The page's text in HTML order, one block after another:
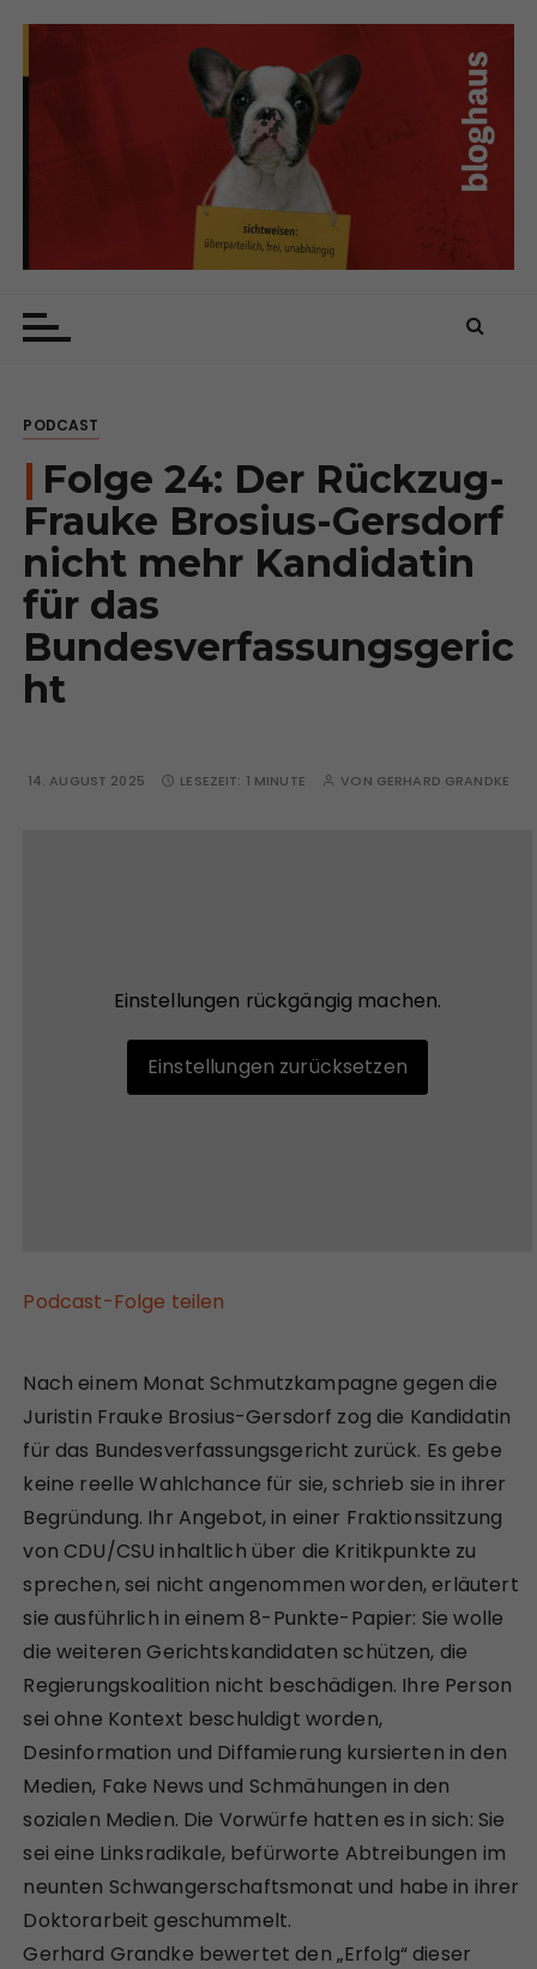
PODCAST
Folge 24: Der Rückzug-
Frauke Brosius-Gersdorf
nicht mehr Kandidatin
für das
Bundesverfassungsgeric
ht
14. AUGUST 2025 LESEZEIT: 1 MINUTE VON GERHARD GRANDKE
Einstellungen rückgängig machen.
Einstellungen zurücksetzen
Podcast-Folge teilen
Nach einem Monat Schmutzkampagne gegen die
Juristin Frauke Brosius-Gersdorf zog die Kandidatin
für das Bundesverfassungsgericht zurück. Es gebe
keine reelle Wahlchance für sie, schrieb sie in ihrer
Begründung. Ihr Angebot, in einer Fraktionssitzung
von CDU/CSU inhaltlich über die Kritikpunkte zu
sprechen, sei nicht angenommen worden, erläutert
sie ausführlich in einem 8-Punkte-Papier: Sie wolle
die weiteren Gerichtskandidaten schützen, die
Regierungskoalition nicht beschädigen. Ihre Person
sei ohne Kontext beschuldigt worden,
Desinformation und Diffamierung kursierten in den
Medien, Fake News und Schmähungen in den
sozialen Medien. Die Vorwürfe hatten es in sich: Sie
sei eine Linksradikale, befürworte Abtreibungen im
neunten Schwangerschaftsmonat und habe in ihrer
Doktorarbeit geschummelt.
Gerhard Grandke bewertet den „Erfolg“ dieser